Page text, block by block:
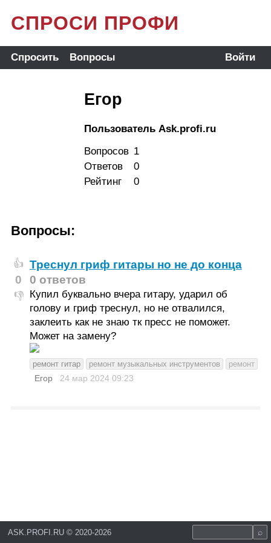
СПРОСИ ПРОФИ
Спросить Вопросы Войти
Егор
Пользователь Ask.profi.ru
Вопросов 1
Ответов
0
Рейтинг
0
Вопросы:
👍
0
👎
Треснул гриф гитары но не до конца
0 ответов
Купил буквально вчера гитару, ударил об
голову и гриф треснул, но не отвалился,
заклеить как не знаю тк пресс не поможет.
Может на замену?
ремонт гитар ремонт музыкальных инструментов ремонт
Егор 24 мар 2024 09:23
ASK.PROFI.RU © 2020-2026